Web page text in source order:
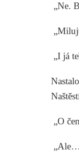
„Ne.
„I já
„O